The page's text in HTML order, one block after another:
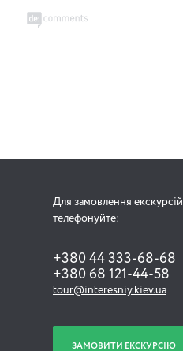
Для замовлення екскурсій
телефонуйте:
+380 44 333-68-68
+380 68 121-44-58
tour@interesniy.kiev.ua
ЗАМОВИТИ ЕКСКУРСІЮ